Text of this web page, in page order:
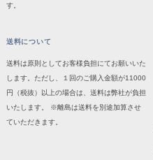
す。
送料について
送料は原則としてお客様負担にてお願いいた
します。ただし、１回のご購入金額が11000
円（税抜）以上の場合は、送料は弊社が負担
いたします。 ※離島は送料を別途加算させ
ていただきます。